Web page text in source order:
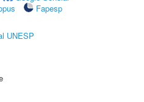
Fapesp
UNESP